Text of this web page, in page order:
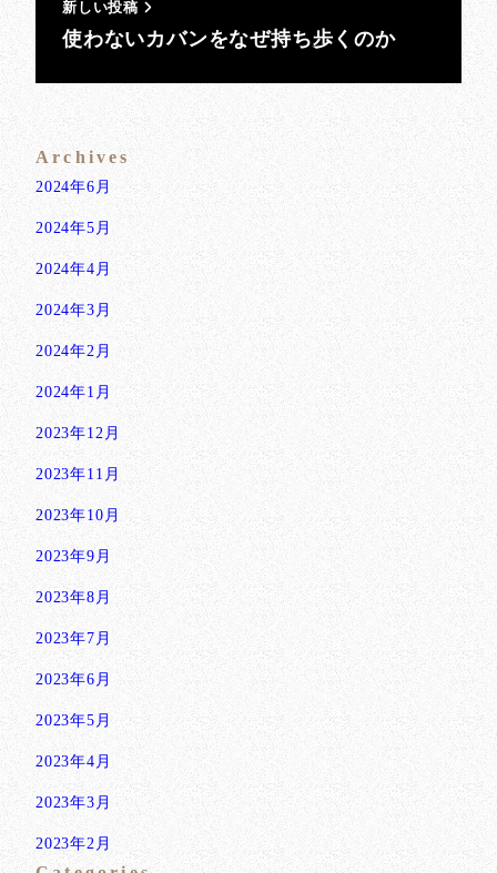
新しい投稿
使わないカバンをなぜ持ち歩くのか
Archives
2024年6月
2024年5月
2024年4月
2024年3月
2024年2月
2024年1月
2023年12月
2023年11月
2023年10月
2023年9月
2023年8月
2023年7月
2023年6月
2023年5月
2023年4月
2023年3月
2023年2月